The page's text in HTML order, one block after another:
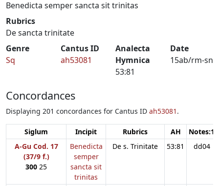
Benedicta semper sancta sit trinitas
Rubrics
De sancta trinitate
Genre
Sq
Cantus ID
ah53081
Analecta
Hymnica
53:81
Date
15ab/rm-sn
Concordances
Displaying 201 concordances for Cantus ID ah53081 .
Siglum Incipit Rubrics AH
Notes:1
A-Gu Cod. 17
(37/9 f.)
300 25
Benedicta
semper
sancta sit
trinitas
De s. Trinitate 53:81 dd04